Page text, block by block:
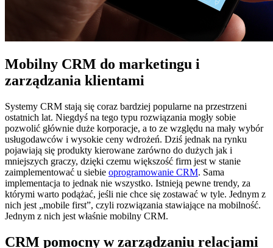
Mobilny CRM do marketingu i
zarządzania klientami
Systemy CRM stają się coraz bardziej popularne na przestrzeni
ostatnich lat. Niegdyś na tego typu rozwiązania mogły sobie
pozwolić głównie duże korporacje, a to ze względu na mały wybór
usługodawców i wysokie ceny wdrożeń. Dziś jednak na rynku
pojawiają się produkty kierowane zarówno do dużych jak i
mniejszych graczy, dzięki czemu większość firm jest w stanie
zaimplementować u siebie oprogramowanie CRM. Sama
implementacja to jednak nie wszystko. Istnieją pewne trendy, za
którymi warto podążać, jeśli nie chce się zostawać w tyle. Jednym z
nich jest „mobile first”, czyli rozwiązania stawiające na mobilność.
Jednym z nich jest właśnie mobilny CRM.
CRM pomocny w zarządzaniu relacjami